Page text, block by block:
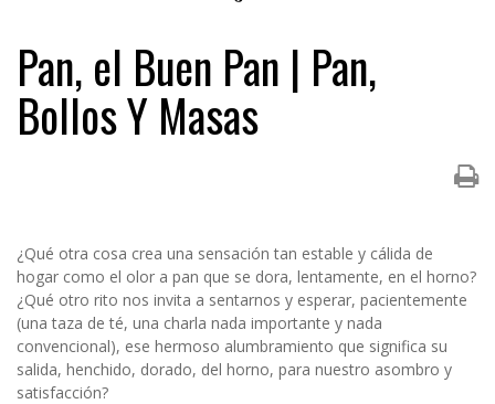
Pan, el Buen Pan | Pan,
Bollos Y Masas
¿Qué otra cosa crea una sensación tan estable y cálida de
hogar como el olor a pan que se dora, lentamente, en el horno?
¿Qué otro rito nos invita a sentarnos y esperar, pacientemente
(una taza de té, una charla nada importante y nada
convencional), ese hermoso alumbramiento que significa su
salida, henchido, dorado, del horno, para nuestro asombro y
satisfacción?